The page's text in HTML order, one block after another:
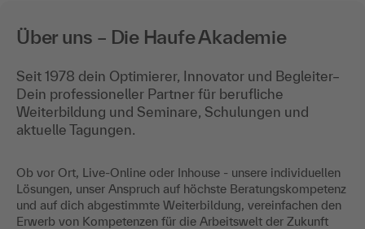
Über uns – Die Haufe Akademie
Seit 1978 dein Optimierer, Innovator und Begleiter–
Dein professioneller Partner für berufliche
Weiterbildung und Seminare, Schulungen und
aktuelle Tagungen.
Ob vor Ort, Live-Online oder Inhouse - unsere individuellen
Lösungen, unser Anspruch auf höchste Beratungskompetenz
und auf dich abgestimmte Weiterbildung, vereinfachen den
Erwerb von Kompetenzen für die Arbeitswelt der Zukunft